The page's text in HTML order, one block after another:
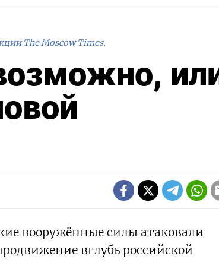
The Moscow Times.
вооружённые силы атаковали
вглубь российской